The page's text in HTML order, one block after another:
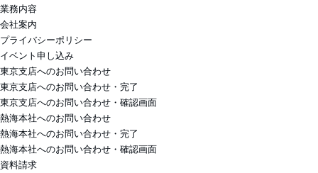
業務内容
会社案内
プライバシーポリシー
イベント申し込み
東京支店へのお問い合わせ
東京支店へのお問い合わせ・完了
東京支店へのお問い合わせ・確認画面
熱海本社へのお問い合わせ
熱海本社へのお問い合わせ・完了
熱海本社へのお問い合わせ・確認画面
資料請求